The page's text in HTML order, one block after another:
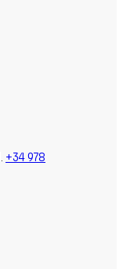
+34 978